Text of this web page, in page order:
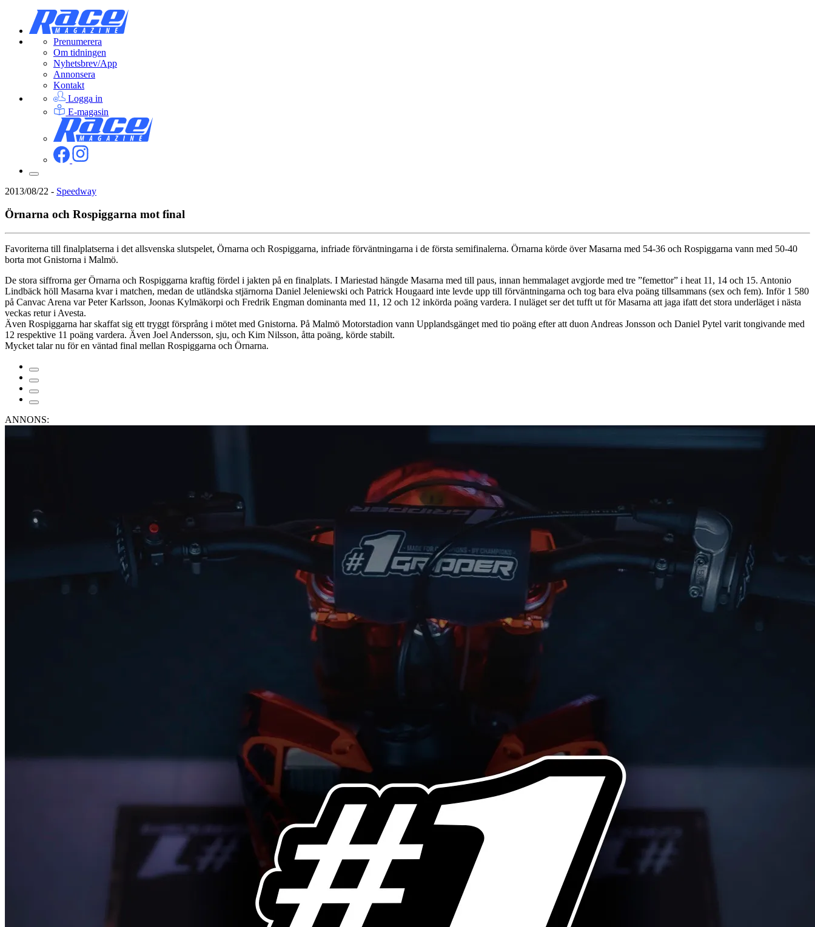
Prenumerera
Om tidningen
Nyhetsbrev/App
Annonsera
Kontakt
Logga in
E-magasin
2013/08/22 - Speedway
Örnarna och Rospiggarna mot final
Favoriterna till finalplatserna i det allsvenska slutspelet, Örnarna och Rospiggarna, infriade förväntningarna i de första semifinalerna. Örnarna körde över Masarna med 54-36 och Rospiggarna vann med 50-40
borta mot Gnistorna i Malmö.
De stora siffrorna ger Örnarna och Rospiggarna kraftig fördel i jakten på en finalplats. I Mariestad hängde Masarna med till paus, innan hemmalaget avgjorde med tre ”femettor” i heat 11, 14 och 15. Antonio
Lindbäck höll Masarna kvar i matchen, medan de utländska stjärnorna Daniel Jeleniewski och Patrick Hougaard inte levde upp till förväntningarna och tog bara elva poäng tillsammans (sex och fem). Inför 1 580
på Canvac Arena var Peter Karlsson, Joonas Kylmäkorpi och Fredrik Engman dominanta med 11, 12 och 12 inkörda poäng vardera. I nuläget ser det tufft ut för Masarna att jaga ifatt det stora underläget i nästa
veckas retur i Avesta.
Även Rospiggarna har skaffat sig ett tryggt försprång i mötet med Gnistorna. På Malmö Motorstadion vann Upplandsgänget med tio poäng efter att duon Andreas Jonsson och Daniel Pytel varit tongivande med
12 respektive 11 poäng vardera. Även Joel Andersson, sju, och Kim Nilsson, åtta poäng, körde stabilt.
Mycket talar nu för en väntad final mellan Rospiggarna och Örnarna.
ANNONS: